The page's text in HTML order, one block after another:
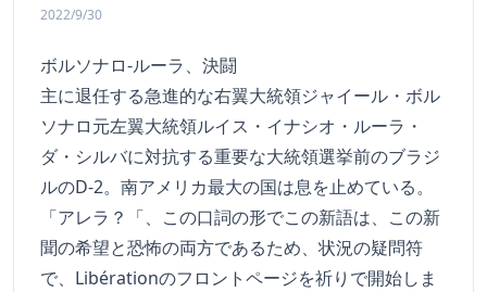
2022/9/30
ボルソナロ-ルーラ、決闘
主に退任する急進的な右翼大統領ジャイール・ボル
ソナロ元左翼大統領ルイス・イナシオ・ルーラ・
ダ・シルバに対抗する重要な大統領選挙前のブラジ
ルのD-2。南アメリカ最大の国は息を止めている。
「アレラ？「、この口詞の形でこの新語は、この新
聞の希望と恐怖の両方であるため、状況の疑問符
で、Libérationのフロントページを祈りで開始しま